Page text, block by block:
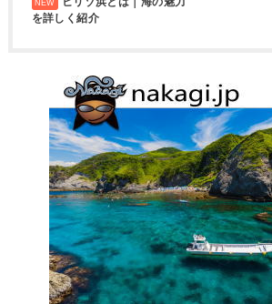
を詳しく紹介